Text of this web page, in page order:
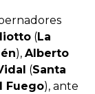
(La
), Alberto
(Santa
Fuego), ante